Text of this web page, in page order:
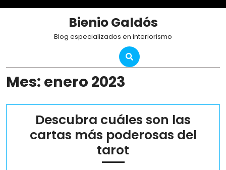
Bienio Galdós
Blog especializados en interiorismo
Mes: enero 2023
Descubra cuáles son las
cartas más poderosas del
tarot